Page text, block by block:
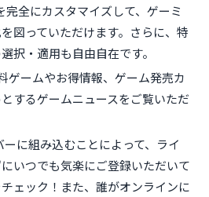
完全にカスタマイズして、ゲーミ
図っていただけます。さらに、特
択・適用も自由自在です。
ゲームやお得情報、ゲーム発売カ
するゲームニュースをご覧いただ
に組み込むことによって、ライ
いつでも気楽にご登録いただいて
ェック！また、誰がオンラインに